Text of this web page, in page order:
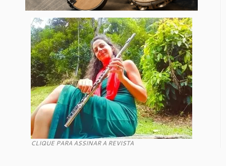
CLIQUE PARA ASSINAR A REVISTA